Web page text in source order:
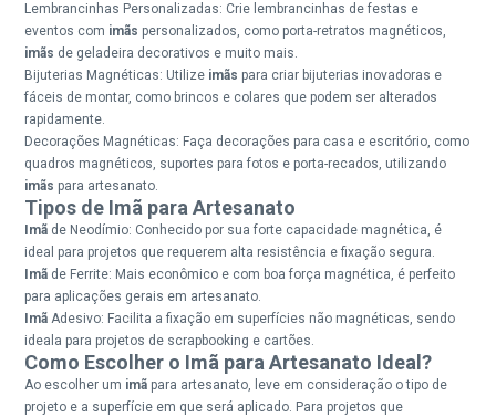
Lembrancinhas Personalizadas: Crie lembrancinhas de festas e
eventos com imãs personalizados, como porta-retratos magnéticos,
imãs de geladeira decorativos e muito mais.
Bijuterias Magnéticas: Utilize imãs para criar bijuterias inovadoras e
fáceis de montar, como brincos e colares que podem ser alterados
rapidamente.
Decorações Magnéticas: Faça decorações para casa e escritório, como
quadros magnéticos, suportes para fotos e porta-recados, utilizando
imãs para artesanato.
Tipos de Imã para Artesanato
Imã de Neodímio: Conhecido por sua forte capacidade magnética, é
ideal para projetos que requerem alta resistência e fixação segura.
Imã de Ferrite: Mais econômico e com boa força magnética, é perfeito
para aplicações gerais em artesanato.
ImãAdesivo: Facilita a fixação em superfícies não magnéticas, sendo
ideala para projetos de scrapbooking e cartões.
Como Escolher o Imã para Artesanato Ideal?
Ao escolher um imã para artesanato, leve em consideração o tipo de
projeto e a superfície em que será aplicado. Para projetos que